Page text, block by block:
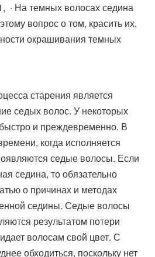
· На темных волосах седина
вопрос о том, красить их,
окрашивания темных
старения является
седых волос. У некоторых
и преждевременно. В
когда исполняется
седые волосы. Если
седина, то обязательно
о причинах и методах
седины. Седые волосы
результатом потери
волосам свой цвет. С
обходиться, поскольку нет